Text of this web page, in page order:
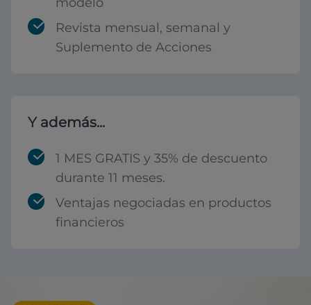
Revista mensual, semanal y
Suplemento de Acciones
Y además...
1 MES GRATIS y 35% de descuento
durante 11 meses.
Ventajas negociadas en productos
financieros